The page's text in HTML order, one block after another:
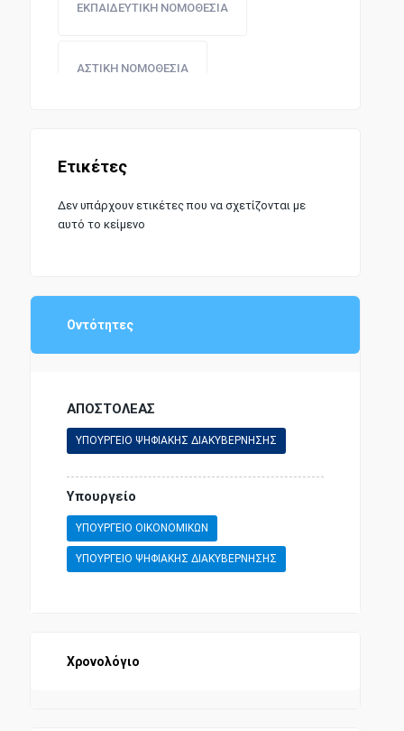
ΕΚΠΑΙΔΕΥΤΙΚΗ ΝΟΜΟΘΕΣΙΑ
ΑΣΤΙΚΗ ΝΟΜΟΘΕΣΙΑ
Ετικέτες
Δεν υπάρχουν ετικέτες που να σχετίζονται με
αυτό το κείμενο
Οντότητες
ΑΠΟΣΤΟΛΕΑΣ
ΥΠΟΥΡΓΕΙΟ ΨΗΦΙΑΚΗΣ ΔΙΑΚΥΒΕΡΝΗΣΗΣ
Υπουργείο
ΥΠΟΥΡΓΕΙΟ ΟΙΚΟΝΟΜΙΚΩΝ
ΥΠΟΥΡΓΕΙΟ ΨΗΦΙΑΚΗΣ ΔΙΑΚΥΒΕΡΝΗΣΗΣ
Χρονολόγιο